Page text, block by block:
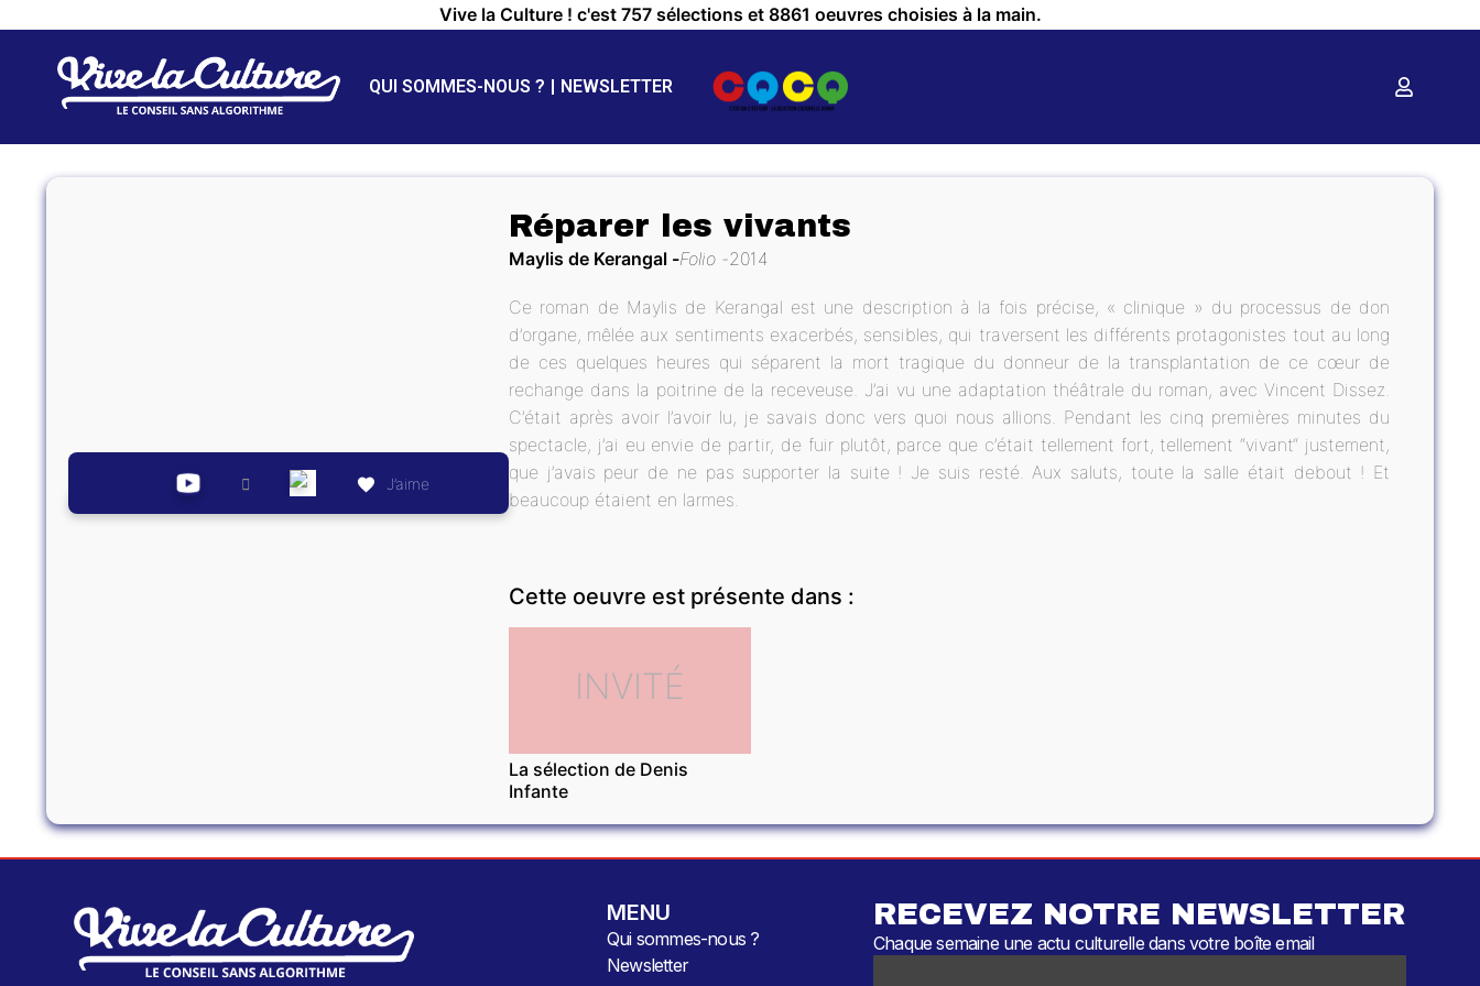
Vive la Culture ! c'est 757 sélections et 8861 oeuvres choisies à la main.
QUI SOMMES-NOUS ? NEWSLETTER
J’aime
Réparer les vivants
Maylis de Kerangal Folio 2014
Ce roman de Maylis de Kerangal est une description à la fois précise, « clinique » du processus de don
d’organe, mêlée aux sentiments exacerbés, sensibles, qui traversent les différents protagonistes tout au long
de ces quelques heures qui séparent la mort tragique du donneur de la transplantation de ce cœur de
rechange dans la poitrine de la receveuse. J’ai vu une adaptation théâtrale du roman, avec Vincent Dissez.
C’était après avoir l’avoir lu, je savais donc vers quoi nous allions. Pendant les cinq premières minutes du
spectacle, j’ai eu envie de partir, de fuir plutôt, parce que c’était tellement fort, tellement “vivant“ justement,
que j’avais peur de ne pas supporter la suite ! Je suis resté. Aux saluts, toute la salle était debout ! Et
beaucoup étaient en larmes.
Cette oeuvre est présente dans :
INVITÉ
La sélection de Denis
Infante
MENU
Qui sommes-nous ?
Newsletter
RECEVEZ NOTRE NEWSLETTER
Chaque semaine une actu culturelle dans votre boîte email